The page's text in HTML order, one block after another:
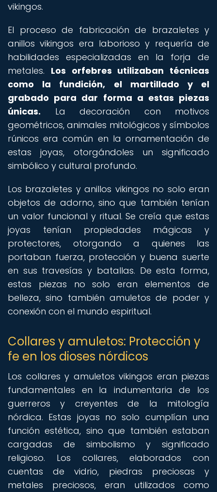
vikingos.
El proceso de fabricación de brazaletes y
anillos vikingos era laborioso y requería de
habilidades especializadas en la forja de
metales. Los orfebres utilizaban técnicas
como la fundición, el martillado y el
grabado para dar forma a estas piezas
únicas. La decoración con motivos
geométricos, animales mitológicos y símbolos
rúnicos era común en la ornamentación de
estas joyas, otorgándoles un significado
simbólico y cultural profundo.
Los brazaletes y anillos vikingos no solo eran
objetos de adorno, sino que también tenían
un valor funcional y ritual. Se creía que estas
joyas tenían propiedades mágicas y
protectores, otorgando a quienes las
portaban fuerza, protección y buena suerte
en sus travesías y batallas. De esta forma,
estas piezas no solo eran elementos de
belleza, sino también amuletos de poder y
conexión con el mundo espiritual.
Collares y amuletos: Protección y
fe en los dioses nórdicos
Los collares y amuletos vikingos eran piezas
fundamentales en la indumentaria de los
guerreros y creyentes de la mitología
nórdica. Estas joyas no solo cumplían una
función estética, sino que también estaban
cargadas de simbolismo y significado
religioso. Los collares, elaborados con
cuentas de vidrio, piedras preciosas y
metales preciosos, eran utilizados como